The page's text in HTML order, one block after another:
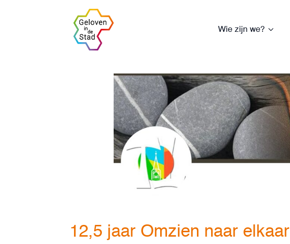
Wie zijn we?
12,5 jaar Omzien naar elkaar